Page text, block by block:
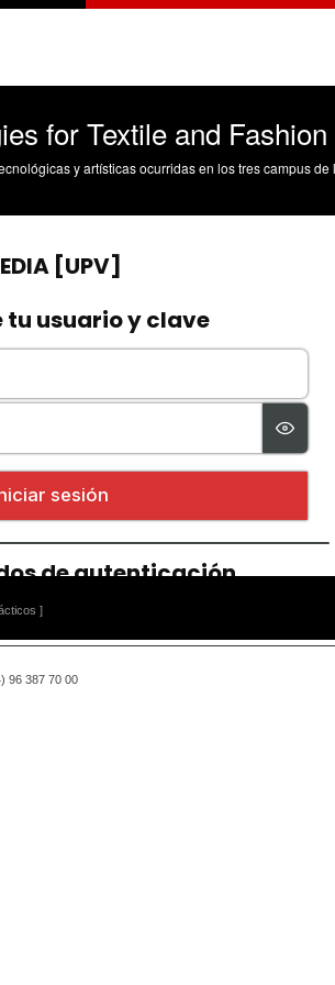
for Textile and
y artísticas ocurridas en los tres campus de
]
96 387 70 00